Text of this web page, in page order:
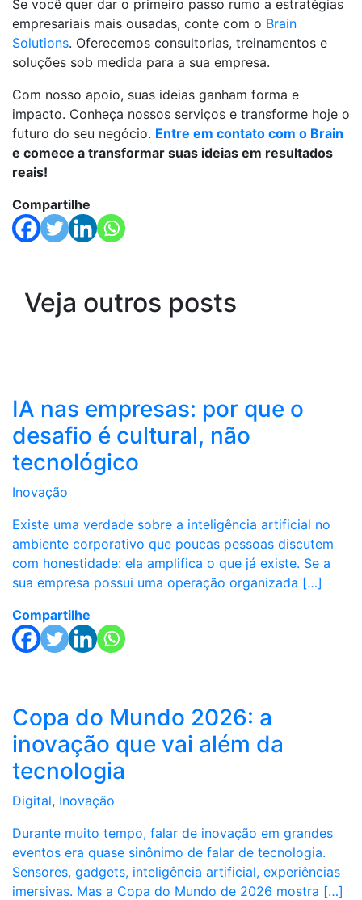
Se você quer dar o primeiro passo rumo a estratégias
empresariais mais ousadas, conte com o Brain
Solutions. Oferecemos consultorias, treinamentos e
soluções sob medida para a sua empresa.
Com nosso apoio, suas ideias ganham forma e
impacto. Conheça nossos serviços e transforme hoje o
futuro do seu negócio. Entre em contato com o Brain
e comece a transformar suas ideias em resultados
reais!
Compartilhe
Veja outros posts
IA nas empresas: por que o
desafio é cultural, não
tecnológico
Inovação
Existe uma verdade sobre a inteligência artificial no
ambiente corporativo que poucas pessoas discutem
com honestidade: ela amplifica o que já existe. Se a
sua empresa possui uma operação organizada […]
Compartilhe
Copa do Mundo 2026: a
inovação que vai além da
tecnologia
Digital, Inovação
Durante muito tempo, falar de inovação em grandes
eventos era quase sinônimo de falar de tecnologia.
Sensores, gadgets, inteligência artificial, experiências
imersivas. Mas a Copa do Mundo de 2026 mostra […]